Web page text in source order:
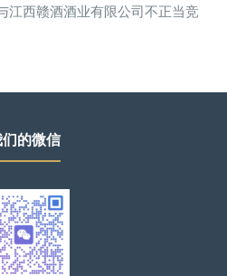
江西赣酒酒业有限公司不正当竞
的微信